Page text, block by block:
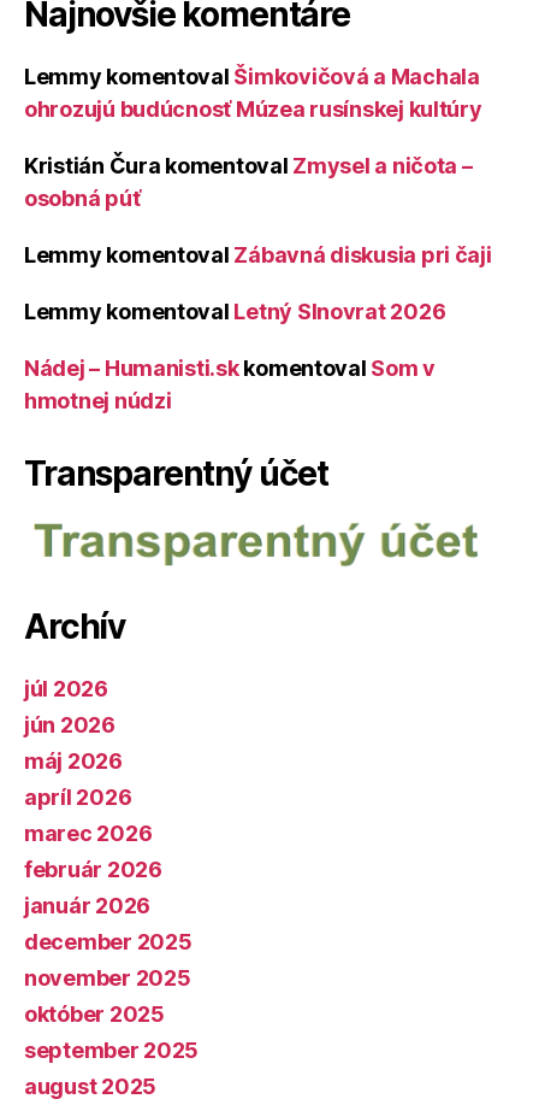
Najnovšie komentáre
Lemmy komentoval Šimkovičová a Machala
ohrozujú budúcnosť Múzea rusínskej kultúry
Kristián Čura komentoval Zmysel a ničota –
osobná púť
Lemmy komentoval Zábavná diskusia pri čaji
Lemmy komentoval Letný Slnovrat 2026
Nádej – Humanisti.skkomentoval Som v
hmotnej núdzi
Transparentný účet
Archív
júl 2026
jún 2026
máj 2026
apríl 2026
marec 2026
február 2026
január 2026
december 2025
november 2025
október 2025
september 2025
august 2025